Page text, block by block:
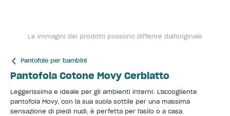
Le immagini dei prodotti possono differire dall'originale
Pantofole per bambini
Pantofola Cotone Movy Cerbiatto
Leggerissima e ideale per gli ambienti interni: L'accogliente
pantofola Movy, con la sua suola sottile per una massima
sensazione di piedi nudi, è perfetta per l'asilo o a casa.